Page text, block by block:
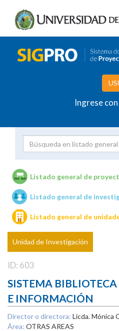
Ingrese
Unidades de
Listado general de
Listado general de
Listado general de
Unidad de Investigación
ID: 603
SISTEMA
E INFORMACIÓN
Director o directora: Licda. Mónica
Área: OTRAS AREAS